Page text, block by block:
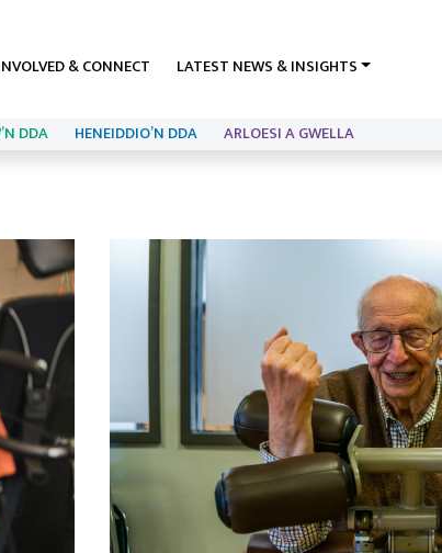
& CONNECT LATEST NEWS & INSIGHTS
DDA HENEIDDIO’N DDA ARLOESI A GWELLA